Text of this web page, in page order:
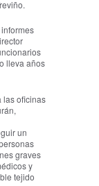
lleva años
las oficinas
un
graves
y
tejido